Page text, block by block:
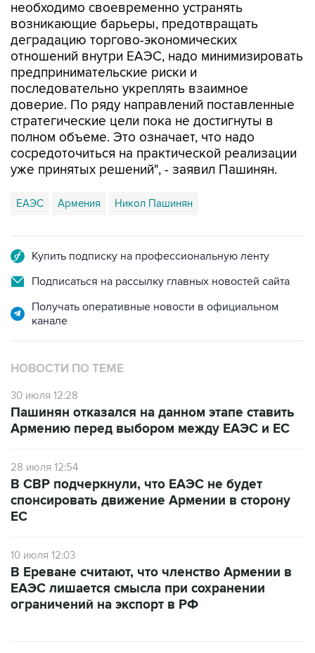
необходимо своевременно устранять
возникающие барьеры, предотвращать
деградацию торгово-экономических
отношений внутри ЕАЭС, надо минимизировать
предпринимательские риски и
последовательно укреплять взаимное
доверие. По ряду направлений поставленные
стратегические цели пока не достигнуты в
полном объеме. Это означает, что надо
сосредоточиться на практической реализации
уже принятых решений", - заявил Пашинян.
ЕАЭС Армения Никол Пашинян
Купить подписку на профессиональную ленту
Подписаться на рассылку главных новостей сайта
Получать оперативные новости в официальном
канале
НОВОСТИ ПО ТЕМЕ
30 июля 12:28
Пашинян отказался на данном этапе ставить
Армению перед выбором между ЕАЭС и ЕС
28 июля 12:54
В СВР подчеркнули, что ЕАЭС не будет
спонсировать движение Армении в сторону
ЕС
10 июля 12:03
В Ереване считают, что членство Армении в
ЕАЭС лишается смысла при сохранении
ограничений на экспорт в РФ